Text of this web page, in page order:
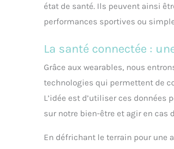
état de santé. Ils peuvent ainsi
performances sportives ou
La santé connectée :
Grâce aux wearables, nous
technologies qui permettent de
L’idée est d’utiliser ces
sur notre bien-être et agir en cas
En défrichant le terrain pour une